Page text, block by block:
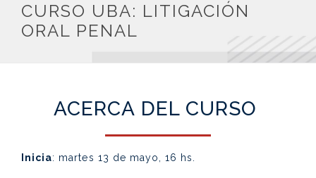
CURSO UBA: LITIGACIÓN
ORAL PENAL
ACERCA DEL CURSO
Inicia: martes 13 de mayo, 16 hs.